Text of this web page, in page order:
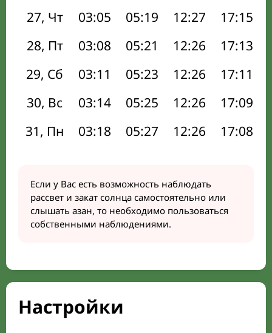
27, Чт
03:05 05:19 12:27 17:15
28, Пт
03:08 05:21 12:26 17:13
29, Сб
03:11 05:23 12:26 17:11
30, Вс
03:14 05:25 12:26 17:09
31, Пн
03:18 05:27 12:26 17:08
Если у Вас есть возможность наблюдать
рассвет и закат солнца самостоятельно или
слышать азан, то необходимо пользоваться
собственными наблюдениями.
Настройки